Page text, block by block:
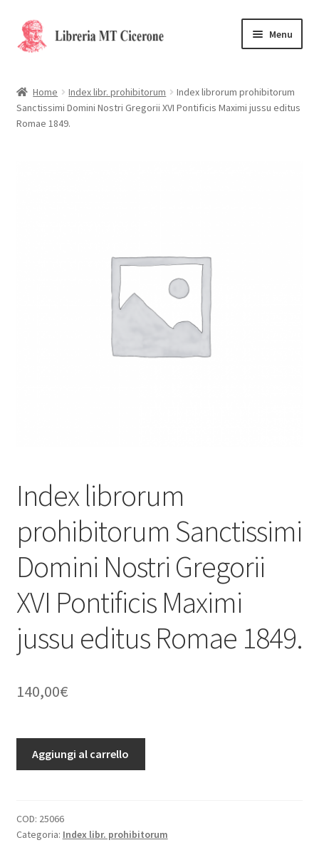
Vai
alla
Vai
al
Menu
Libri rari
Home Index libr. prohibitorum
Index librorum prohibitorum
Sanctissimi Domini Nostri Gregorii XVI Pontificis Maximi jussu editus
Romae 1849.
Index librorum
prohibitorum Sanctissimi
Domini Nostri Gregorii
XVI Pontificis Maximi
jussu editus Romae 1849.
140,00€
librorum
Domini
Nostri
Aggiungi al carrello
COD: 25066
Categoria: Index libr. prohibitorum